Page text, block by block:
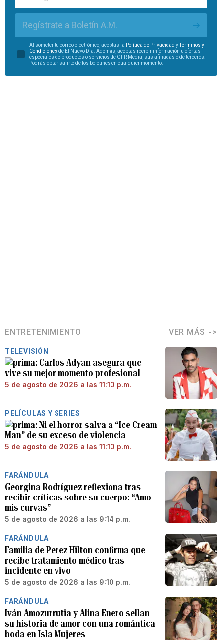
Regístrate a Boletín A.M.
Al someter tu correo electrónico, aceptas la Política de Privacidad yTérminos y
Condiciones de El Nuevo Día. Además, aceptas recibir información u ofertas
especiales de productos o servicios de GFR Media, sus afiliadas o de terceros.
Podrás optar salirte de los boletines en cualquier momento.
ENTRETENIMIENTO VER MÁS
TELEVISIÓN
Carlos Adyan asegura que
vive su mejor momento profesional
5 de agosto de 2026 a las 11:10 p.m.
PELÍCULAS Y SERIES
Ni el horror salva a “Ice Cream
Man” de su exceso de violencia
5 de agosto de 2026 a las 11:10 p.m.
FARÁNDULA
Georgina Rodríguez reflexiona tras
recibir críticas sobre su cuerpo: “Amo
mis curvas”
5 de agosto de 2026 a las 9:14 p.m.
FARÁNDULA
Familia de Perez Hilton confirma que
recibe tratamiento médico tras
incidente en vivo
5 de agosto de 2026 a las 9:10 p.m.
FARÁNDULA
Iván Amozurrutia y Alina Enero sellan
su historia de amor con una romántica
boda en Isla Mujeres